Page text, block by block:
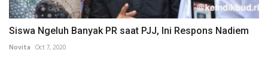
Siswa Ngeluh Banyak PR saat PJJ, Ini Respons Nadiem
Novita Oct 7, 2020